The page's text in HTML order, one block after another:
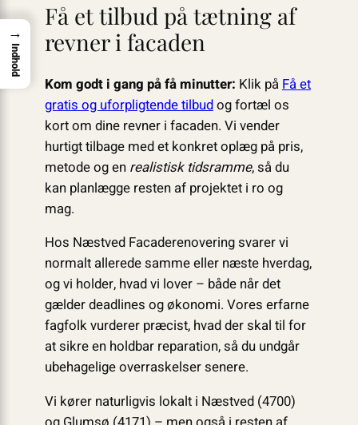
Få et tilbud på tætning af
revner i facaden
Kom godt i gang på få minutter: Klik på Få et
gratis og uforpligtende tilbudog fortæl os
kort om dine revner i facaden. Vi vender
hurtigt tilbage med et konkret oplæg på pris,
metode og en realistisk tidsramme, så du
kan planlægge resten af projektet i ro og
mag.
Hos Næstved Facaderenovering svarer vi
normalt allerede samme eller næste hverdag,
og vi holder, hvad vi lover – både når det
gælder deadlines og økonomi. Vores erfarne
fagfolk vurderer præcist, hvad der skal til for
at sikre en holdbar reparation, så du undgår
ubehagelige overraskelser senere.
Vi kører naturligvis lokalt i Næstved (4700)
→
Indhold